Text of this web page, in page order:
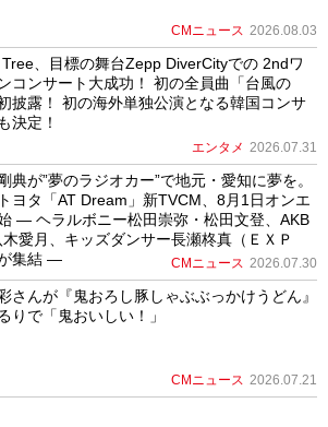
CMニュース 2026.08.03
、目標の舞台Zepp DiverCityでの 2ndワ
コンサート大成功！ 初の全員曲「台風の
披露！ 初の海外単独公演となる韓国コンサ
決定！
エンタメ 2026.07.31
典が”夢のラジオカー”で地元・愛知に夢を。
ヨタ「AT Dream」新TVCM、8月1日オンエ
― ヘラルボニー松田崇弥・松田文登、AKB
愛月、キッズダンサー長瀬柊真（ＥＸＰ
集結 ―
CMニュース 2026.07.30
さんが『鬼おろし豚しゃぶぶっかけうどん』
りで「鬼おいしい！」
CMニュース 2026.07.21